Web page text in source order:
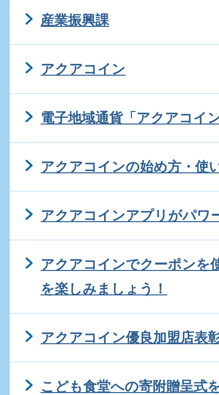
産業振興課
アクアコイン
電子地域通貨「アクアコイ
アクアコインの始め方・使
アクアコインアプリがパワ
アクアコインでクーポンを
を楽しみましょう！
アクアコイン優良加盟店表
こども食堂への寄附贈呈式